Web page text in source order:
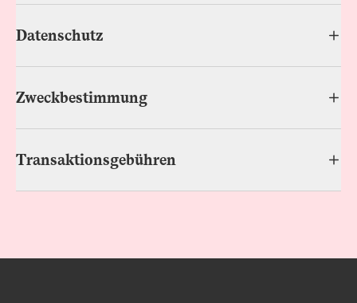
Datenschutz
Zweckbestimmung
Transaktionsgebühren